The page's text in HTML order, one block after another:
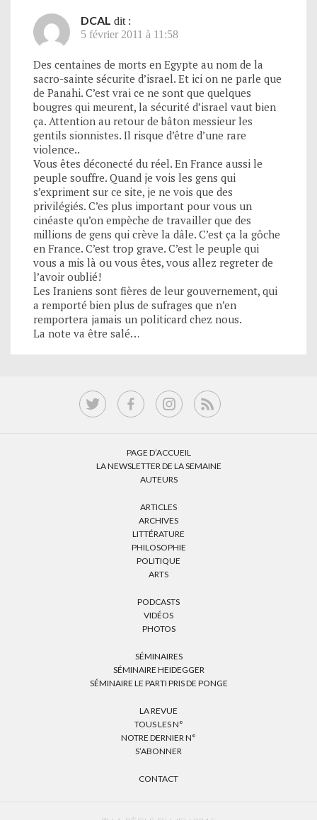
DCAL dit :
5 février 2011 à 11:58
Des centaines de morts en Egypte au nom de la
sacro-sainte sécurite d’israel. Et ici on ne parle que
de Panahi. C’est vrai ce ne sont que quelques
bougres qui meurent, la sécurité d’israel vaut bien
ça. Attention au retour de bâton messieur les
gentils sionnistes. Il risque d’être d’une rare
violence..
Vous êtes déconecté du réel. En France aussi le
peuple souffre. Quand je vois les gens qui
s’expriment sur ce site, je ne vois que des
privilégiés. C’es plus important pour vous un
cinéaste qu’on empèche de travailler que des
millions de gens qui crève la dâle. C’est ça la gôche
en France. C’est trop grave. C’est le peuple qui
vous a mis là ou vous êtes, vous allez regreter de
l’avoir oublié!
Les Iraniens sont fières de leur gouvernement, qui
a remporté bien plus de sufrages que n’en
remportera jamais un politicard chez nous.
La note va être salé…
PAGE D’ACCUEIL
LA NEWSLETTER DE LA SEMAINE
AUTEURS
ARTICLES
ARCHIVES
LITTÉRATURE
PHILOSOPHIE
POLITIQUE
ARTS
PODCASTS
VIDÉOS
PHOTOS
SÉMINAIRES
SÉMINAIRE HEIDEGGER
SÉMINAIRE LE PARTI PRIS DE PONGE
LA REVUE
TOUS LES N°
NOTRE DERNIER N°
S’ABONNER
CONTACT